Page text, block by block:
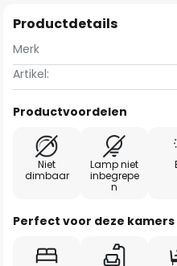
Productdetails
Merk
Artikel:
Productvoordelen
Niet
dimbaar
Lamp niet
inbegrepe
n
Perfect voor deze kamers